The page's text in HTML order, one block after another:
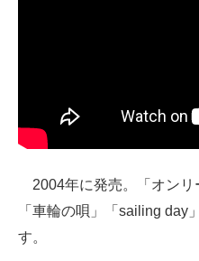
2004年に発売。「オンリ
「車輪の唄」「sailing day
す。